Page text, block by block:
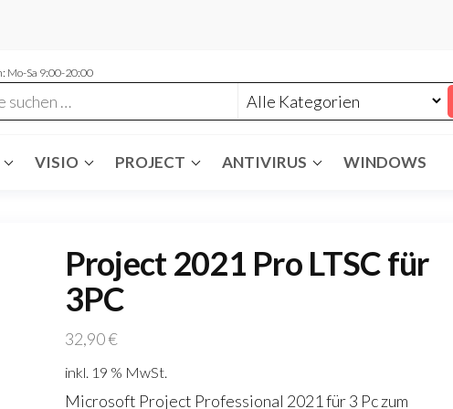
Mo-Sa 9:00-20:00
VISIO PROJECT ANTIVIRUS WINDOWS
Project 2021 Pro LTSC für
3PC
32,90€
inkl. 19 % MwSt.
Microsoft Project Professional 2021 für 3 Pc zum